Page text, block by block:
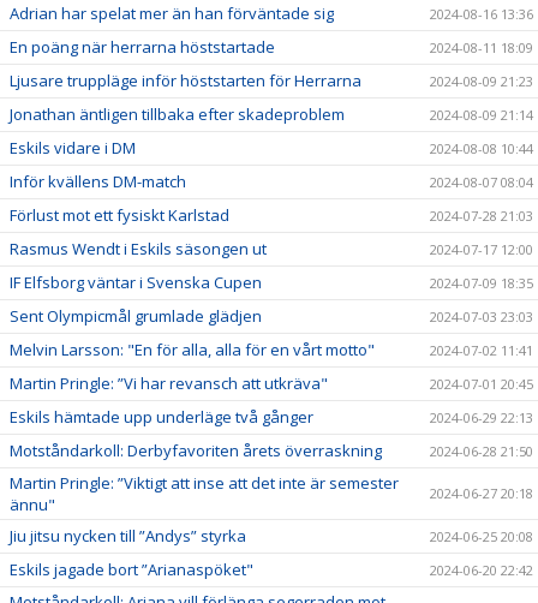
Adrian har spelat mer än han förväntade sig 2024-08-16 13:36
En poäng när herrarna höststartade 2024-08-11 18:09
Ljusare truppläge inför höststarten för Herrarna 2024-08-09 21:23
Jonathan äntligen tillbaka efter skadeproblem 2024-08-09 21:14
Eskils vidare i DM 2024-08-08 10:44
Inför kvällens DM-match 2024-08-07 08:04
Förlust mot ett fysiskt Karlstad 2024-07-28 21:03
Rasmus Wendt i Eskils säsongen ut 2024-07-17 12:00
IF Elfsborg väntar i Svenska Cupen 2024-07-09 18:35
Sent Olympicmål grumlade glädjen 2024-07-03 23:03
Melvin Larsson: "En för alla, alla för en vårt motto" 2024-07-02 11:41
Martin Pringle: ”Vi har revansch att utkräva" 2024-07-01 20:45
Eskils hämtade upp underläge två gånger 2024-06-29 22:13
Motståndarkoll: Derbyfavoriten årets överraskning 2024-06-28 21:50
Martin Pringle: ”Viktigt att inse att det inte är semester
ännu"
2024-06-27 20:18
Jiu jitsu nycken till ”Andys” styrka 2024-06-25 20:08
Eskils jagade bort ”Arianaspöket" 2024-06-20 22:42